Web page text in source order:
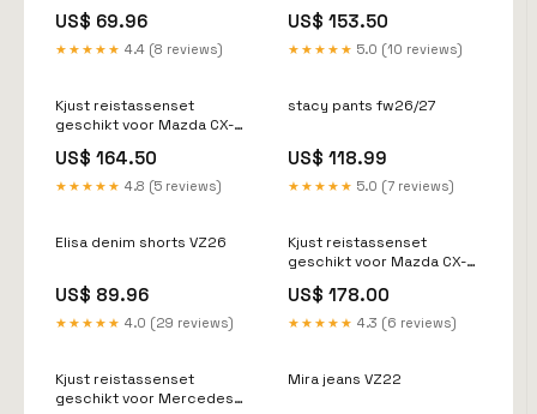
US$ 69.96
★★★★★ 4.4 (8 reviews)
Auto_BMW 3 serie Sedan
(1998-2002)
US$ 153.50
★★★★★ 5.0 (10 reviews)
Kjust reistassenset
geschikt voor Mazda CX-
Antara (2006-2016)
US$ 164.50
★★★★★ 4.8 (5 reviews)
stacy pants fw26/27
US$ 118.99
★★★★★ 5.0 (7 reviews)
Elisa denim shorts VZ26
US$ 89.96
★★★★★ 4.0 (29 reviews)
Kjust reistassenset
geschikt voor Mazda CX-5
AutoD_Dacia Sandero
vijfdeurs (2008-2012)
US$ 178.00
★★★★★ 4.3 (6 reviews)
Kjust reistassenset
geschikt voor Mercedes
Mira jeans VZ22